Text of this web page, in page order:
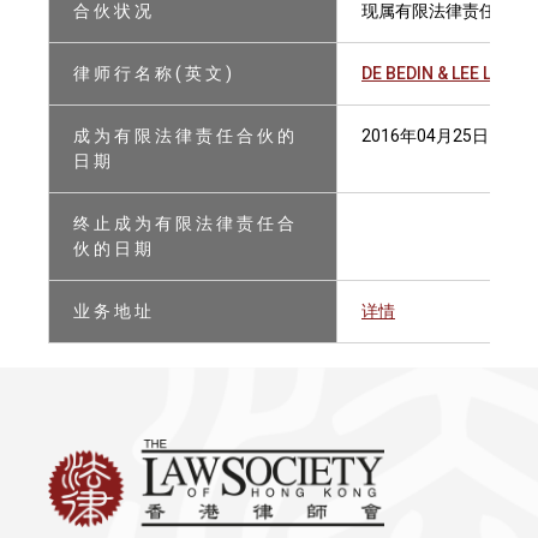
合 伙 状 况 现属有限法律责任合伙
律 师 行 名 称 ( 英 文 ) DE BEDIN & LEE LLP
成 为 有 限 法 律 责 任 合 伙 的
日 期
2016年04月25日
终 止 成 为 有 限 法 律 责 任 合
伙 的 日 期
业 务 地 址 详情